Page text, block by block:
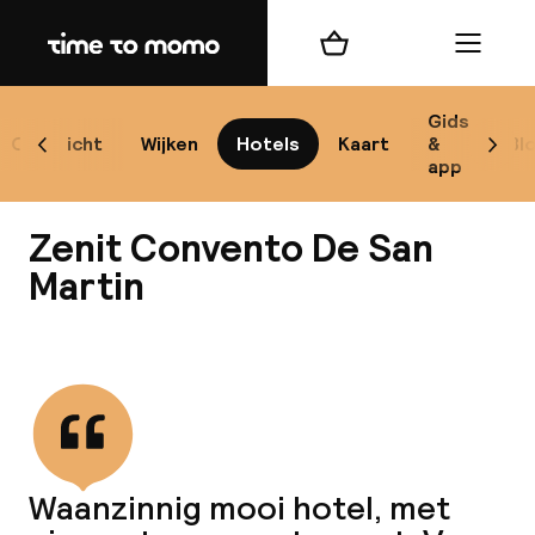
Home
Overzicht Wijken Hotels Kaart
Gids
&
app
Scroll naar links
Winkelmand Menu
Zenit Convento De San
Martin
Waanzinnig mooi hotel, met